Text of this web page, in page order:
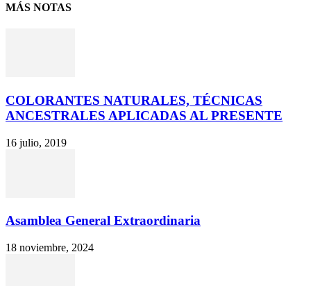
MÁS NOTAS
COLORANTES NATURALES, TÉCNICAS
ANCESTRALES APLICADAS AL PRESENTE
16 julio, 2019
Asamblea General Extraordinaria
18 noviembre, 2024